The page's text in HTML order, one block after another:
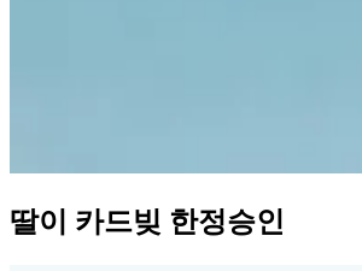
딸이 카드빚 한정승인